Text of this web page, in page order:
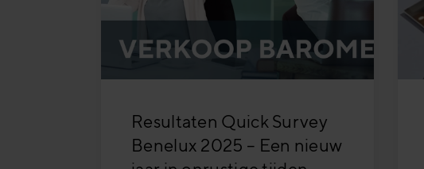
Resultaten Quick Survey
Benelux 2025 – Een nieuw